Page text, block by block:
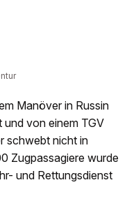
Manöver in Russin
und von einem TGV
schwebt nicht in
Zugpassagiere wurde
und Rettungsdienst